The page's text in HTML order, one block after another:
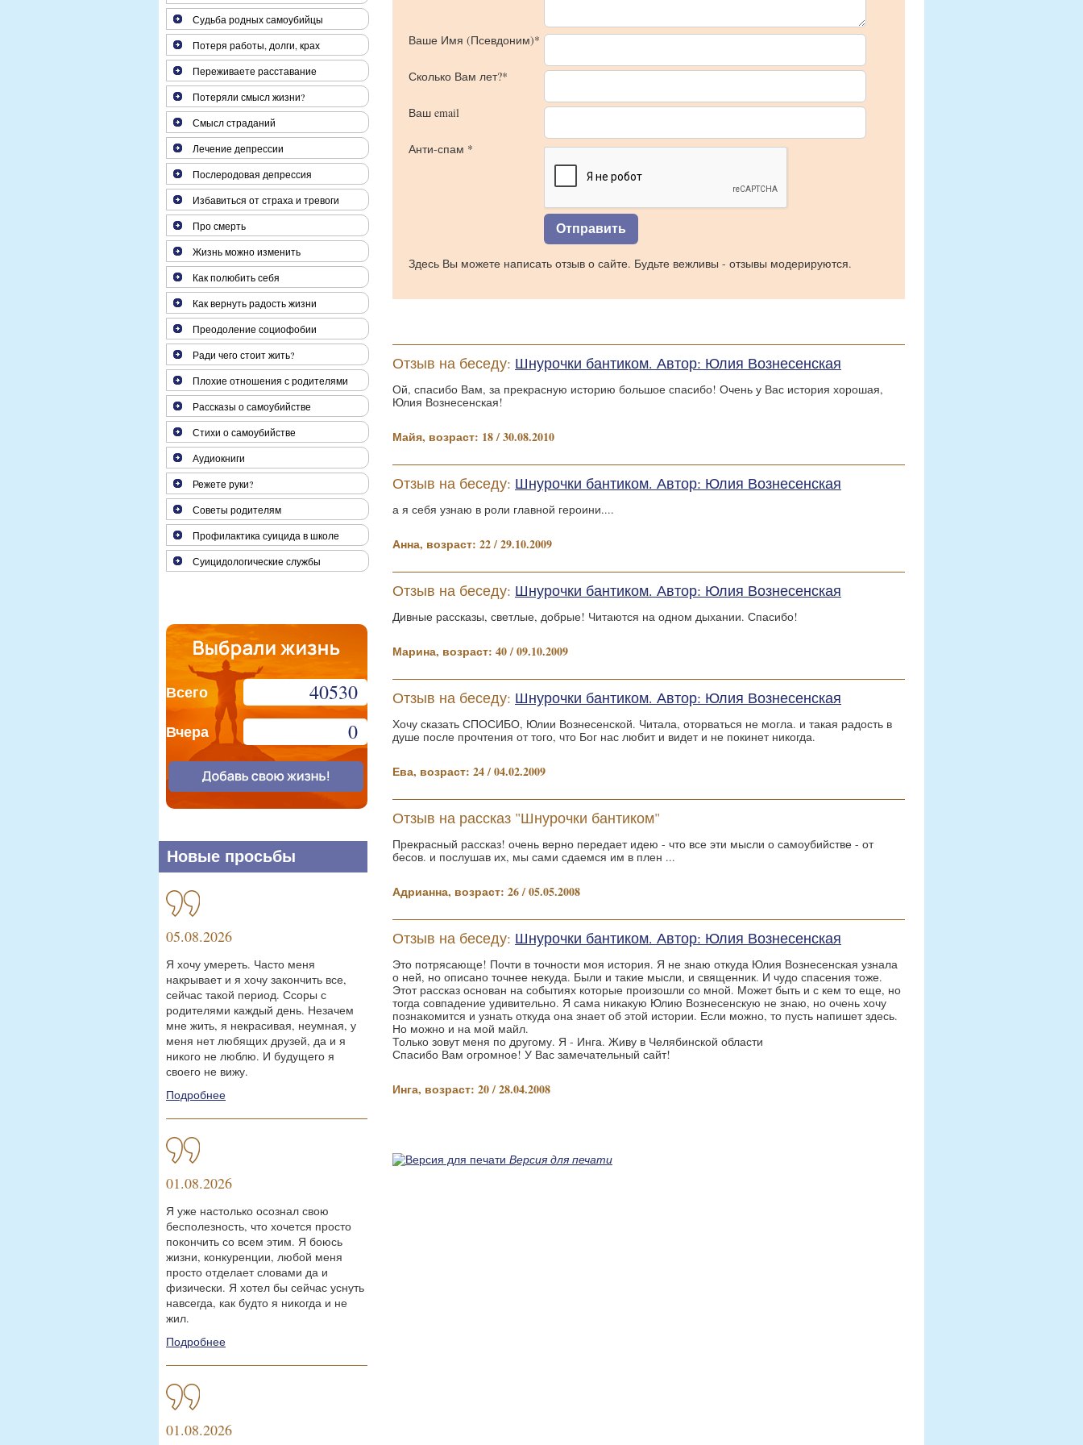
Ваше Имя (Псевдоним)*
Сколько Вам лет?*
Ваш email
Анти-спам *
Здесь Вы можете написать отзыв о сайте. Будьте вежливы - отзывы модерируются.
Отзыв на беседу: Шнурочки бантиком. Автор: Юлия Вознесенская
Ой, спасибо Вам, за прекрасную историю большое спасибо! Очень у Вас история хорошая,
Юлия Вознесенская!
Майя, возраст: 18 / 30.08.2010
Отзыв на беседу: Шнурочки бантиком. Автор: Юлия Вознесенская
а я себя узнаю в роли главной героини....
Анна, возраст: 22 / 29.10.2009
Отзыв на беседу: Шнурочки бантиком. Автор: Юлия Вознесенская
Дивные рассказы, светлые, добрые! Читаются на одном дыхании. Спасибо!
Марина, возраст: 40 / 09.10.2009
Отзыв на беседу: Шнурочки бантиком. Автор: Юлия Вознесенская
Хочу сказать СПОСИБО, Юлии Вознесенской. Читала, оторваться не могла. и такая радость в
душе после прочтения от того, что Бог нас любит и видет и не покинет никогда.
Ева, возраст: 24 / 04.02.2009
Отзыв на рассказ "Шнурочки бантиком"
Прекрасный рассказ! очень верно передает идею - что все эти мысли о самоубийстве - от
бесов. и послушав их, мы сами сдаемся им в плен ...
Адрианна, возраст: 26 / 05.05.2008
Отзыв на беседу: Шнурочки бантиком. Автор: Юлия Вознесенская
Это потрясающе! Почти в точности моя история. Я не знаю откуда Юлия Вознесенская узнала
о ней, но описано точнее некуда. Были и такие мысли, и священник. И чудо спасения тоже.
Этот рассказ основан на событиях которые произошли со мной. Может быть и с кем то еще, но
тогда совпадение удивительно. Я сама никакую Юлию Вознесенскую не знаю, но очень хочу
познакомится и узнать откуда она знает об этой истории. Если можно, то пусть напишет здесь.
Но можно и на мой майл.
Только зовут меня по другому. Я - Инга. Живу в Челябинской области
Спасибо Вам огромное! У Вас замечательный сайт!
Инга, возраст: 20 / 28.04.2008
Версия для печати
Судьба родных самоубийцы
Потеря работы, долги, крах
Переживаете расставание
Потеряли смысл жизни?
Смысл страданий
Лечение депрессии
Послеродовая депрессия
Избавиться от страха и тревоги
Про смерть
Жизнь можно изменить
Как полюбить себя
Как вернуть радость жизни
Преодоление социофобии
Ради чего стоит жить?
Плохие отношения с родителями
Рассказы о самоубийстве
Стихи о самоубийстве
Аудиокниги
Режете руки?
Советы родителям
Профилактика суицида в школе
Суицидологические службы
Всего 40530
Вчера 0
Новые просьбы
05.08.2026
Я хочу умереть. Часто меня
накрывает и я хочу закончить все,
сейчас такой период. Ссоры с
родителями каждый день. Незачем
мне жить, я некрасивая, неумная, у
меня нет любящих друзей, да и я
никого не люблю. И будущего я
своего не вижу.
Подробнее
01.08.2026
Я уже настолько осознал свою
бесполезность, что хочется просто
покончить со всем этим. Я боюсь
жизни, конкуренции, любой меня
просто отделает словами да и
физически. Я хотел бы сейчас уснуть
навсегда, как будто я никогда и не
жил.
Подробнее
01.08.2026